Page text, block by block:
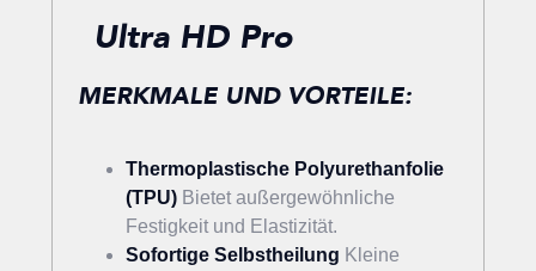
Ultra HD Pro
MERKMALE UND VORTEILE:
Thermoplastische Polyurethanfolie
(TPU) Bietet außergewöhnliche
Festigkeit und Elastizität.
Sofortige Selbstheilung Kleine